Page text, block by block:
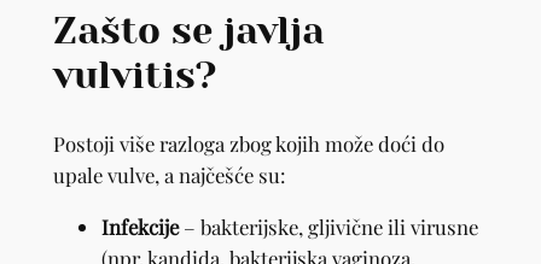
Zašto se javlja
vulvitis?
Postoji više razloga zbog kojih može doći do
upale vulve, a najčešće su:
Infekcije– bakterijske, gljivične ili virusne
(npr. kandida, bakterijska vaginoza,